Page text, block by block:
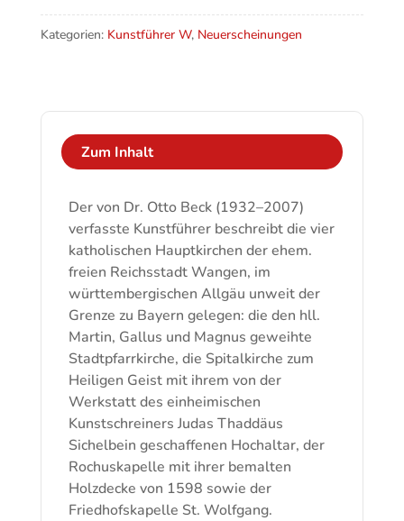
Menge
Kategorien: Kunstführer W, Neuerscheinungen
Zum Inhalt
Der von Dr. Otto Beck (1932–2007)
verfasste Kunstführer beschreibt die vier
katholischen Hauptkirchen der ehem.
freien Reichsstadt Wangen, im
württembergischen Allgäu unweit der
Grenze zu Bayern gelegen: die den hll.
Martin, Gallus und Magnus geweihte
Stadtpfarrkirche, die Spitalkirche zum
Heiligen Geist mit ihrem von der
Werkstatt des einheimischen
Kunstschreiners Judas Thaddäus
Sichelbein geschaffenen Hochaltar, der
Rochuskapelle mit ihrer bemalten
Holzdecke von 1598 sowie der
Friedhofskapelle St. Wolfgang.